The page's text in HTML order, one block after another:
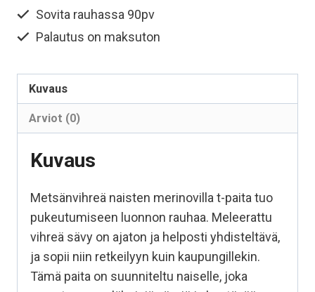
määrä
Sovita rauhassa 90pv
Palautus on maksuton
Kuvaus
Arviot (0)
Kuvaus
Metsänvihreä naisten merinovilla t-paita tuo
pukeutumiseen luonnon rauhaa. Meleerattu
vihreä sävy on ajaton ja helposti yhdisteltävä,
ja sopii niin retkeilyyn kuin kaupungillekin.
Tämä paita on suunniteltu naiselle, joka